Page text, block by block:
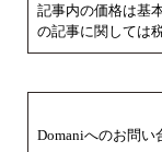
記事内の価格は基
の記事に関しては
Domaniへのお問い